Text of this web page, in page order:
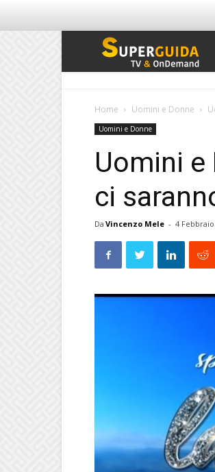
Home Uomini e Donne
Uomini e Donne
Uomini e
ci
Da Vincenzo Mele - 4 Febbraio